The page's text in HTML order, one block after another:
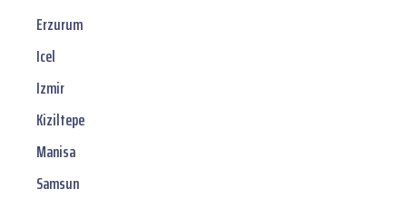
Erzurum
Icel
Izmir
Kiziltepe
Manisa
Samsun